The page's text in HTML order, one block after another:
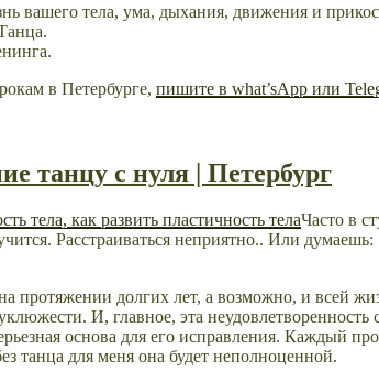
вашего тела, ума, дыхания, движения и
в Петербурге, пишите в what’sApp или
танцу с нуля | Петербург
Часто в
Расстраиваться неприятно.. Или
протяжении долгих лет, а возможно, и всей
И, главное, эта неудовлетворенность
основа для его исправления. Каждый
танца для меня она будет неполноценной.